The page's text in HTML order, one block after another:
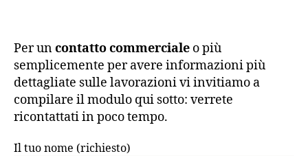
Per uncontatto commerciale o più
semplicemente per avere informazioni più
dettagliate sulle lavorazioni vi invitiamo a
compilare il modulo qui sotto: verrete
ricontattati in poco tempo.
Il tuo nome (richiesto)